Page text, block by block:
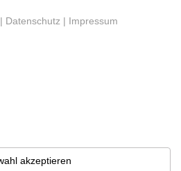
| Datenschutz | Impressum
akzeptieren